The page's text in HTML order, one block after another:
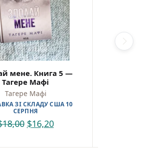
мене. Книга 5 —
Тагере Мафі
Тагере Мафі
ЗІ СКЛАДУ США 10
СЕРПНЯ
18,00 $16,20